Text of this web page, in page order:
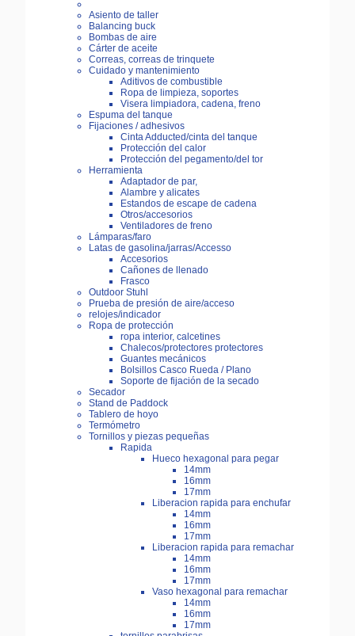
Asiento de taller
Balancing buck
Bombas de aire
Cárter de aceite
Correas, correas de trinquete
Cuidado y mantenimiento
Aditivos de combustible
Ropa de limpieza, soportes
Visera limpiadora, cadena, freno
Espuma del tanque
Fijaciones / adhesivos
Cinta Adducted/cinta del tanque
Protección del calor
Protección del pegamento/del tor
Herramienta
Adaptador de par,
Alambre y alicates
Estandos de escape de cadena
Otros/accesorios
Ventiladores de freno
Lámparas/faro
Latas de gasolina/jarras/Accesso
Accesorios
Cañones de llenado
Frasco
Outdoor Stuhl
Prueba de presión de aire/acceso
relojes/indicador
Ropa de protección
ropa interior, calcetines
Chalecos/protectores protectores
Guantes mecánicos
Bolsillos Casco Rueda / Plano
Soporte de fijación de la secado
Secador
Stand de Paddock
Tablero de hoyo
Termómetro
Tornillos y piezas pequeñas
Rapida
Hueco hexagonal para pegar
14mm
16mm
17mm
Liberacion rapida para enchufar
14mm
16mm
17mm
Liberacion rapida para remachar
14mm
16mm
17mm
Vaso hexagonal para remachar
14mm
16mm
17mm